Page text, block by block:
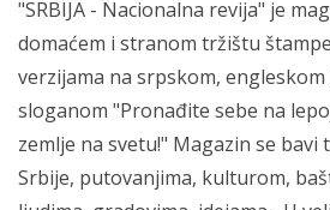
"SRBIJA - Nacionalna revija" je
domaćem i stranom tržištu
verzijama na srpskom,
sloganom "Pronađite sebe na
zemlje na svetu!" Magazin se
Srbije, putovanjima, kulturom,